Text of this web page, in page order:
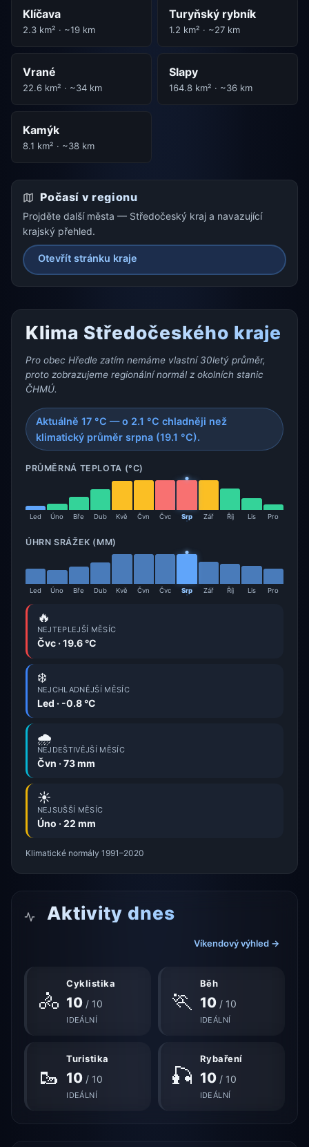
Klíčava
2.3 km² · ~19 km
Turyňský rybník
1.2 km² · ~27 km
Vrané
22.6 km² · ~34 km
Slapy
164.8 km² · ~36 km
Kamýk
8.1 km² · ~38 km
Počasí v regionu
Projděte další města — Středočeský kraj a navazující
krajský přehled.
Otevřít stránku kraje
Klima Středočeského kraje
Pro obec Hředle zatím nemáme vlastní 30letý průměr,
proto zobrazujeme regionální normál z okolních stanic
ČHMÚ.
Aktuálně 17 °C — o 2.1 °C chladněji než
klimatický průměr srpna (19.1 °C).
PRŮMĚRNÁ TEPLOTA (°C)
Led Úno Bře Dub Kvě Čvn Čvc Srp Zář Říj Lis Pro
ÚHRN SRÁŽEK (MM)
Led Úno Bře Dub Kvě Čvn Čvc Srp Zář Říj Lis Pro
🔥
NEJTEPLEJŠÍ MĚSÍC
Čvc · 19.6 °C
❄️
NEJCHLADNĚJŠÍ MĚSÍC
Led · -0.8 °C
🌧️
NEJDEŠTIVĚJŠÍ MĚSÍC
Čvn · 73 mm
☀️
NEJSUŠŠÍ MĚSÍC
Úno · 22 mm
Klimatické normály 1991–2020
Aktivity dnes
Víkendový výhled →
🚴
Cyklistika
10 / 10
IDEÁLNÍ
🏃
Běh
10/ 10
IDEÁLNÍ
🥾
Turistika
10 / 10
IDEÁLNÍ
🎣
Rybaření
10/ 10
IDEÁLNÍ